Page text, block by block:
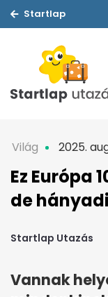
Startlap
Világ 2025.
Ez Európa
de
Startlap Utazás
Vannak